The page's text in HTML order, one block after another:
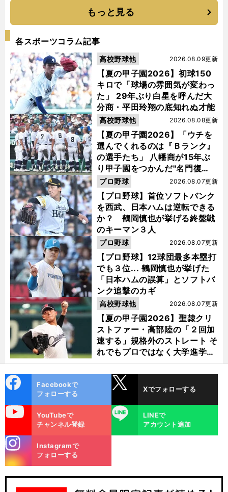
もっと見る
各スポーツコラム記事
【夏の甲子園2026】初球150
キロで「球場の雰囲気が変わっ
た」 29年ぶり白星を呼んだ大
分商・平田玲翔の底知れぬ才能
2026.08.09更新
高校野球他
【夏の甲子園2026】「ウチを
選んでくれるのは『Ｂランク』
の選手たち」 八幡商が15年ぶ
り甲子園をつかんだ"名門復
活"の舞台裏
2026.08.08更新
高校野球他
【プロ野球】首位ソフトバンク
を西武、日本ハムは逆転できる
か？ 鶴岡慎也が挙げる終盤戦
のキーマン３人
2026.08.07更新
プロ野球
【プロ野球】12球団最多本塁打
でも３位... 鶴岡慎也が挙げた
「日本ハムの誤算」とソフトバ
ンク追撃のカギ
2026.08.07更新
プロ野球
【夏の甲子園2026】聖隷クリ
ストファー・高部陸の「２回加
速する」規格外のストレート そ
れでもプロではなく大学進学を
選ぶ理由
2026.08.07更新
高校野球他
ok
Facebookで
フォローする
Xでフォローする
YouTubeで
チャンネル登録
LINE
LINEで
アカウント追加
m
Instagramで
フォローする